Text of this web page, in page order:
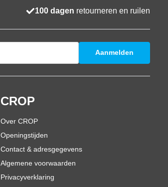
100 dagen retourneren en ruilen
Aanmelden
CROP
Over CROP
Openingstijden
Contact & adresgegevens
Algemene voorwaarden
Privacyverklaring